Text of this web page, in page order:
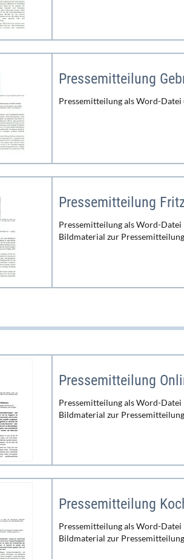
Pressemitteilung
Pressemitteilung als Word-
Pressemitteilung
Pressemitteilung als Word-Datei
Bildmaterial zur
Pressemitteilung
Pressemitteilung als Word-Datei
Bildmaterial zur
Pressemitteilung
Pressemitteilung als Word-Datei
Bildmaterial zur